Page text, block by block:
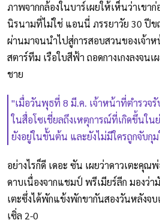
ภาพจากกล้องในบาร์เผยให้เห็นว่าเขาก่
นิรนามที่ไม่ใช่ แอนนี่ ภรรยาวัย 30 ปี
ผ่านมาจนนำไปสู่การสอบสวนของเจ้าห
สตาร์ทีม เรือใบสีฟ้า ถอดกางเกงลงจน
ชาย
"เมื่อวันพุธที่ 8 มี.ค. เจ้าหน้าที่ตำรวจ
ในสื่อโซเชี่ยลถึงเหตุการณ์ที่เกิดขึ้นใน
ยังอยู่ในขั้นต้น และยังไม่มีใครถูกจับกุ
อย่างไรก็ดี เดอะ ซัน เผยว่าดาวเตะคุณ
ดาบเนื่องจากแชมป์ พรีเมียร์ลีก มองว่า
เตะซึ่งได้พักแข้งพักขากันสองวันหลังจ
เซิ่ล 2-0